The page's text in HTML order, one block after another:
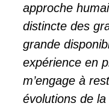
approche
distincte des
grande
expérience en
m’engage à
évolutions de